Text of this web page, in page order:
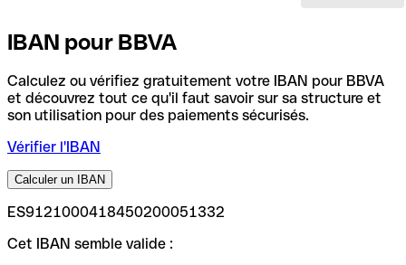
IBAN pour BBVA
Calculez ou vérifiez gratuitement votre IBAN pour BBVA
et découvrez tout ce qu'il faut savoir sur sa structure et
son utilisation pour des paiements sécurisés.
Vérifier l'IBAN
Calculer un IBAN
ES9121000418450200051332
Cet IBAN semble valide :